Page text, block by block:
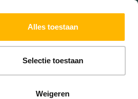
Alles toestaan
Selectie toestaan
Weigeren
DIENSTEN